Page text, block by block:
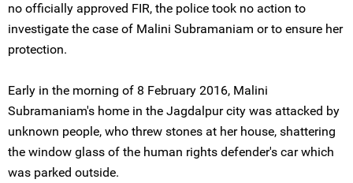
no officially approved FIR, the police took no action to
investigate the case of Malini Subramaniam or to ensure her
protection.
Early in the morning of 8 February 2016, Malini
Subramaniam's home in the Jagdalpur city was attacked by
unknown people, who threw stones at her house, shattering
the window glass of the human rights defender's car which
was parked outside.